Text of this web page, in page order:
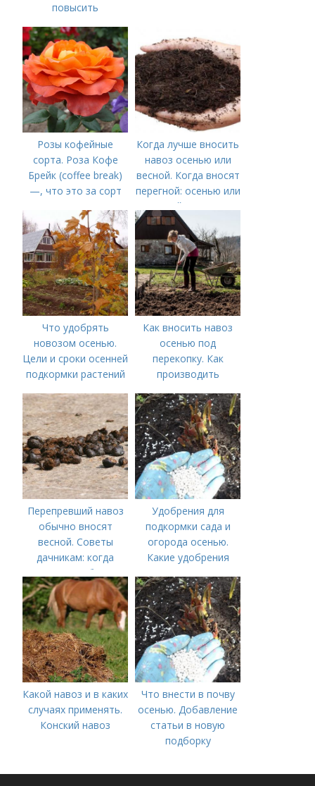
повысить
осенью
Розы кофейные
сорта. Роза Кофе
Брейк (coffee break)
—, что это за сорт
Когда лучше вносить
навоз осенью или
весной. Когда вносят
перегной: осенью или
весной, правила
внесения удобрений
Что удобрять
новозом осенью.
Цели и сроки осенней
подкормки растений
Как вносить навоз
осенью под
перекопку. Как
производить
Перепревший навоз
обычно вносят
весной. Советы
дачникам: когда
вносить удобрение
— весной или осенью
(СОВЕТЫ ОПЫТНЫХ)
Удобрения для
подкормки сада и
огорода осенью.
Какие удобрения
правильно это
делать?
Какой навоз и в каких
случаях применять.
Конский навоз
Что внести в почву
осенью. Добавление
статьи в новую
подборку